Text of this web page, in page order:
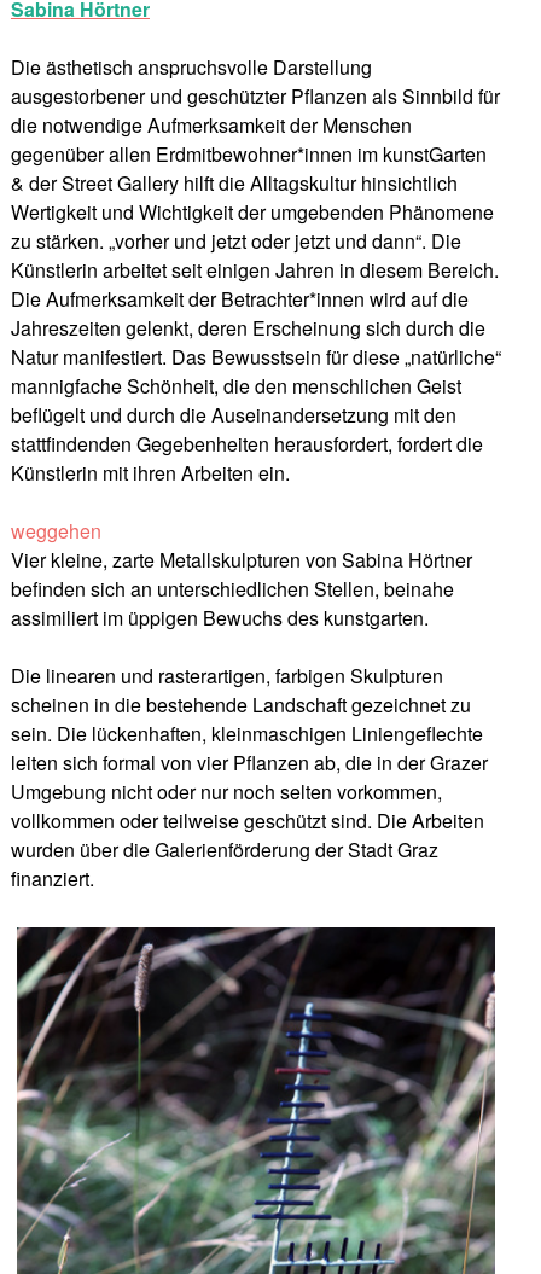
Sabina Hörtner
Die ästhetisch anspruchsvolle Darstellung
ausgestorbener und geschützter Pflanzen als Sinnbild für
die notwendige Aufmerksamkeit der Menschen
gegenüber allen Erdmitbewohner*innen im kunstGarten
& der Street Gallery hilft die Alltagskultur hinsichtlich
Wertigkeit und Wichtigkeit der umgebenden Phänomene
zu stärken. „vorher und jetzt oder jetzt und dann“. Die
Künstlerin arbeitet seit einigen Jahren in diesem Bereich.
Die Aufmerksamkeit der Betrachter*innen wird auf die
Jahreszeiten gelenkt, deren Erscheinung sich durch die
Natur manifestiert. Das Bewusstsein für diese „natürliche“
mannigfache Schönheit, die den menschlichen Geist
beflügelt und durch die Auseinandersetzung mit den
stattfindenden Gegebenheiten herausfordert, fordert die
Künstlerin mit ihren Arbeiten ein.
weggehen
Vier kleine, zarte Metallskulpturen von Sabina Hörtner
beﬁnden sich an unterschiedlichen Stellen, beinahe
assimiliert im üppigen Bewuchs des kunstgarten.
Die linearen und rasterartigen, farbigen Skulpturen
scheinen in die bestehende Landschaft gezeichnet zu
sein. Die lückenhaften, kleinmaschigen Liniengeﬂechte
leiten sich formal von vier Pﬂanzen ab, die in der Grazer
Umgebung nicht oder nur noch selten vorkommen,
vollkommen oder teilweise geschützt sind. Die Arbeiten
wurden über die Galerienförderung der Stadt Graz
finanziert.